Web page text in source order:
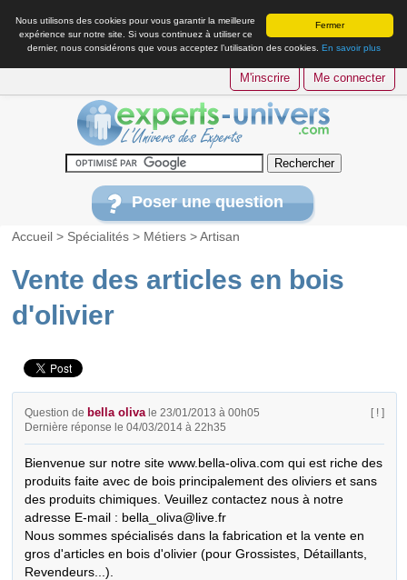
Fermer
Nous utilisons des cookies pour vous garantir la meilleure
expérience sur notre site. Si vous continuez à utiliser ce
dernier, nous considérons que vous acceptez l’utilisation des cookies. En savoir plus
M'inscrire Me connecter
Poser une question
Accueil > Spécialités > Métiers >Artisan
Vente des articles en bois
d'olivier
Question de bella oliva le 23/01/2013 à 00h05
Dernière réponse le 04/03/2014 à 22h35
[ ! ]
Bienvenue sur notre site www.bella-oliva.com qui est riche des
produits faite avec de bois principalement des oliviers et sans
des produits chimiques. Veuillez contactez nous à notre
adresse E-mail : bella_oliva@live.fr
Nous sommes spécialisés dans la fabrication et la vente en
gros d'articles en bois d'olivier (pour Grossistes, Détaillants,
Revendeurs...).